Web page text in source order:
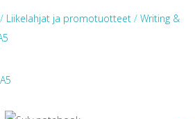
/ Liikelahjat ja promotuotteet / Writing &